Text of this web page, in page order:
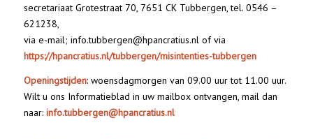
secretariaat Grotestraat 70, 7651 CK Tubbergen, tel. 0546 –
621238,
via e-mail; info.tubbergen@hpancratius.nl of via
https://hpancratius.nl/tubbergen/misintenties-tubbergen
Openingstijden: woensdagmorgen van 09.00 uur tot 11.00 uur.
Wilt u ons Informatieblad in uw mailbox ontvangen, mail dan
naar: info.tubbergen@hpancratius.nl